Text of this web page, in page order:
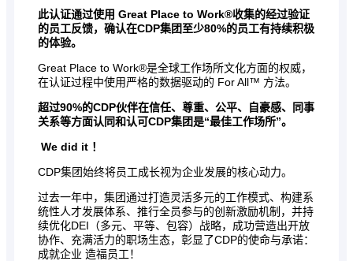
此认证通过使用 Great Place to Work®收集的经过验证
的员工反馈，确认在CDP集团至少80%的员工有持续积极
的体验。
Great Place to Work®是全球工作场所文化方面的权威，
在认证过程中使用严格的数据驱动的 For All™ 方法。
超过90%的CDP伙伴在信任、尊重、公平、自豪感、同事
关系等方面认同和认可CDP集团是“最佳工作场所”。
We did it ！
CDP集团始终将员工成长视为企业发展的核心动力。
过去一年中，集团通过打造灵活多元的工作模式、构建系
统性人才发展体系、推行全员参与的创新激励机制，并持
续优化DEI（多元、平等、包容）战略，成功营造出开放
协作、充满活力的职场生态，彰显了CDP的使命与承诺：
成就企业 造福员工！